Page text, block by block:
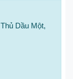
Dầu Một,